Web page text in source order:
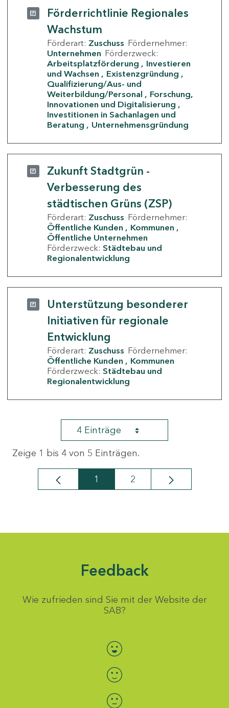
Förderrichtlinie Regionales
Wachstum
Förderart: Zuschuss Fördernehmer:
Unternehmen Förderzweck:
Arbeitsplatzförderung
Investieren
und Wachsen
Existenzgründung
Qualifizierung/Aus- und
Weiterbildung/Personal
Forschung,
Innovationen und Digitalisierung
Investitionen in Sachanlagen und
Beratung
Unternehmensgründung
Zukunft Stadtgrün -
Verbesserung des
städtischen Grüns (ZSP)
Förderart: Zuschuss Fördernehmer:
Öffentliche Kunden
Kommunen
Öffentliche Unternehmen
Förderzweck: Städtebau und
Regionalentwicklung
Unterstützung besonderer
Initiativen für regionale
Entwicklung
Förderart: Zuschuss Fördernehmer:
Öffentliche Kunden
Kommunen
Förderzweck: Städtebau und
Regionalentwicklung
4 Einträge
Zeige 1 bis 4 von 5 Einträgen.
Seite
1 Seite
2
Feedback
Wie zufrieden sind Sie mit der Website der
SAB?
Bewertung auswählen